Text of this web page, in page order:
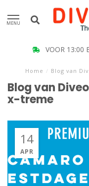
MENU
VOOR 13:00
Home / Blog van
Blog van
x-treme
14
APR